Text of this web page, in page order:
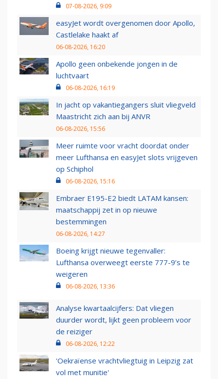
07-08-2026, 9:09
easyJet wordt overgenomen door Apollo,
Castlelake haakt af
06-08-2026, 16:20
Apollo geen onbekende jongen in de
luchtvaart
06-08-2026, 16:19
In jacht op vakantiegangers sluit vliegveld
Maastricht zich aan bij ANVR
06-08-2026, 15:56
Meer ruimte voor vracht doordat onder
meer Lufthansa en easyJet slots vrijgeven
op Schiphol
06-08-2026, 15:16
Embraer E195-E2 biedt LATAM kansen:
maatschappij zet in op nieuwe
bestemmingen
06-08-2026, 14:27
Boeing krijgt nieuwe tegenvaller:
Lufthansa overweegt eerste 777-9’s te
weigeren
06-08-2026, 13:36
Analyse kwartaalcijfers: Dat vliegen
duurder wordt, lijkt geen probleem voor
de reiziger
06-08-2026, 12:22
'Oekraïense vrachtvliegtuig in Leipzig zat
vol met munitie'